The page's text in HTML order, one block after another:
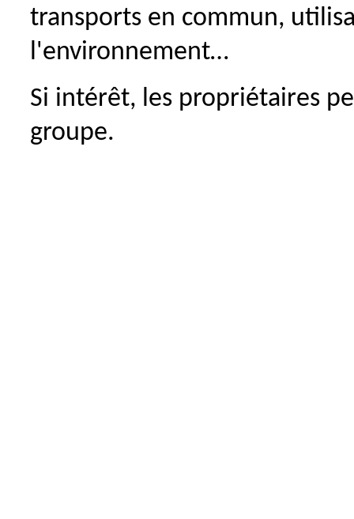
transports en commun,
l'environnement…
Si intérêt, les propriétaires
groupe.